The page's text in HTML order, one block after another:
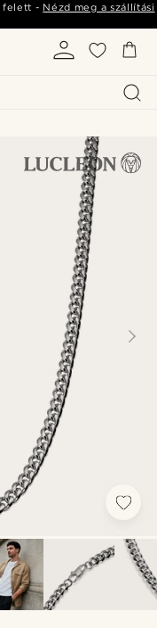
felett - Nézd meg a szállítási